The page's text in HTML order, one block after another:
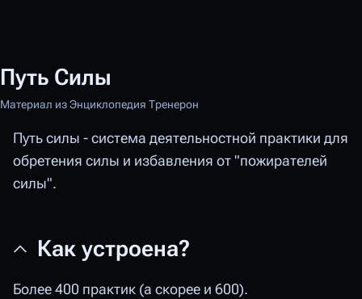
Путь Силы
Материал из Энциклопедия Тренерон
Путь силы - система деятельностной практики для
обретения силы и избавления от "пожирателей
силы".
Как устроена?
Более 400 практик (а скорее и 600).